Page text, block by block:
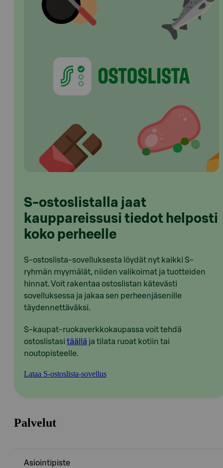
S-ostoslistalla jaat
kauppareissusi tiedot helposti
koko perheelle
S-ostoslista-sovelluksesta löydät nyt kaikki S-
ryhmän myymälät, niiden valikoimat ja tuotteiden
hinnat. Voit rakentaa ostoslistan kätevästi
sovelluksessa ja jakaa sen perheenjäsenille
täydennettäväksi.
S-kaupat-ruokaverkkokaupassa voit tehdä
ostoslistasi täällä ja tilata ruoat kotiin tai
noutopisteelle.
Lataa S-ostoslista-sovellus
Palvelut
Asiointipiste